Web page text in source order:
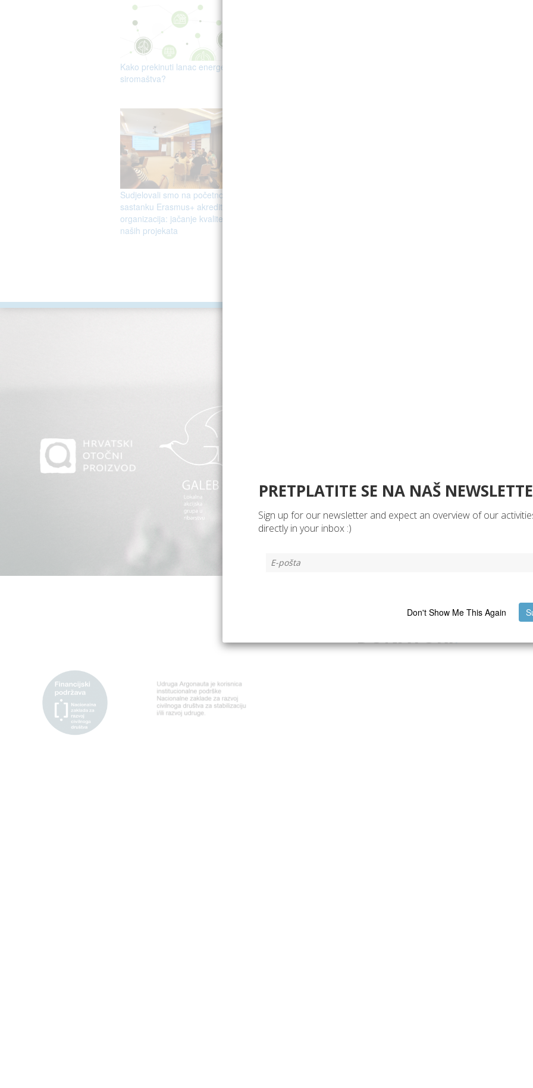
Kako prekinuti lanac energetskog
siromaštva?
Sudjelovali smo na početnom
sastanku Erasmus+ akreditiranih
organizacija: jačanje kvalitete
naših projekata
DONATORI.
PRETPLATITE SE NA NAŠ
Sign up for our newsletter and expect an overview of our
directly in your inbox :)
Don't Show Me This Again